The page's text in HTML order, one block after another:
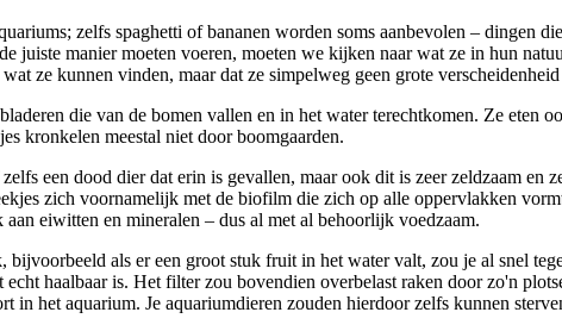
zelfs spaghetti of bananen worden soms aanbevolen – dingen
juiste manier moeten voeren, moeten we kijken naar wat ze in hun
ze kunnen vinden, maar dat ze simpelweg geen grote
die van de bomen vallen en in het water terechtkomen. Ze eten
kronkelen meestal niet door boomgaarden.
een dood dier dat erin is gevallen, maar ook dit is zeer zeldzaam en
zich voornamelijk met de biofilm die zich op alle oppervlakken
eiwitten en mineralen – dus al met al behoorlijk voedzaam.
als er een groot stuk fruit in het water valt, zou je al snel
haalbaar is. Het filter zou bovendien overbelast raken door zo'n
in het aquarium. Je aquariumdieren zouden hierdoor zelfs kunnen